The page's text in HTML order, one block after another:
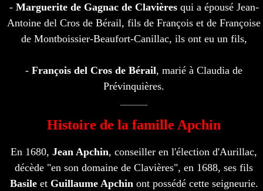
- Marguerite de Gagnac de Clavièresqui a épousé Jean-
Antoine del Cros de Bérail, fils de François et de Françoise
de Montboissier-Beaufort-Canillac, ils ont eu un fils,
- François del Cros de Bérail, marié à Claudia de
Prévinquières.
Histoire de la famille Apchin
En 1680, Jean Apchin, conseiller en l'élection d'Aurillac,
décède "en son domaine de Clavières", en 1688, ses fils
Basileet Guillaume Apchinont possédé cette seigneurie.